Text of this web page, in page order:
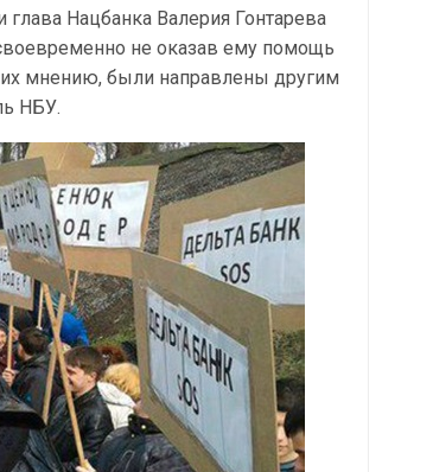
Нацбанка Валерия Гонтарева
не оказав ему помощь
мнению, были направлены другим
НБУ.